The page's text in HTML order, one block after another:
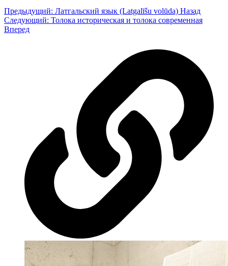
Предыдущий: Латгальский язык (Latgalīšu volūda) Назад
Следующий: Толока историческая и толока современная
Вперед